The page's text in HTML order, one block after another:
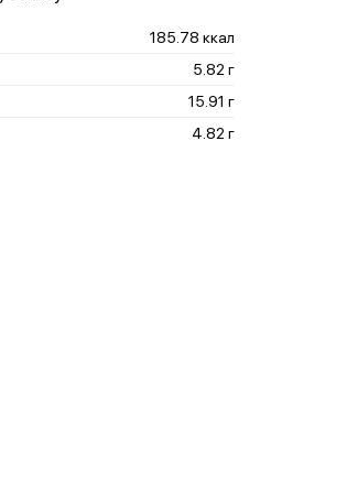
185.78 ккал
5.82 г
15.91 г
4.82 г